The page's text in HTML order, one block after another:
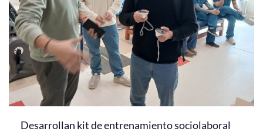
Desarrollan kit de entrenamiento sociolaboral